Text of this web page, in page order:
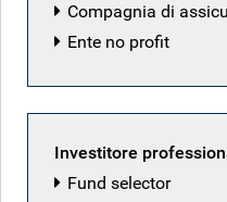
Compagnia di
Ente no profit
Investitore
Fund selector